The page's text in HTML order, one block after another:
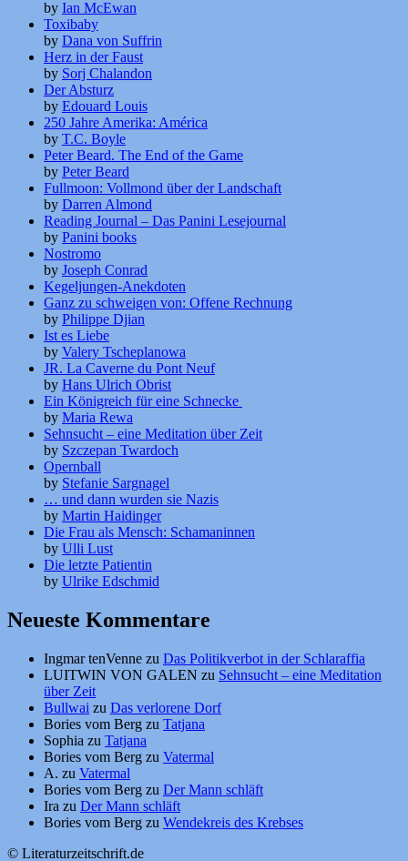
by Ian McEwan
Toxibaby
by Dana von Suffrin
Herz in der Faust
by Sorj Chalandon
Der Absturz
by Edouard Louis
250 Jahre Amerika: América
by T.C. Boyle
Peter Beard. The End of the Game
by Peter Beard
Fullmoon: Vollmond über der Landschaft
by Darren Almond
Reading Journal – Das Panini Lesejournal
by Panini books
Nostromo
by Joseph Conrad
Kegeljungen-Anekdoten
Ganz zu schweigen von: Offene Rechnung
by Philippe Djian
Ist es Liebe
by Valery Tscheplanowa
JR. La Caverne du Pont Neuf
by Hans Ulrich Obrist
Ein Königreich für eine Schnecke
by Maria Rewa
Sehnsucht – eine Meditation über Zeit
by Szczepan Twardoch
Opernball
by Stefanie Sargnagel
… und dann wurden sie Nazis
by Martin Haidinger
Die Frau als Mensch: Schamaninnen
by Ulli Lust
Die letzte Patientin
by Ulrike Edschmid
Neueste Kommentare
Ingmar tenVenne zu Das Politikverbot in der Schlaraffia
LUITWIN VON GALEN zu Sehnsucht – eine Meditation
über Zeit
Bullwai zu Das verlorene Dorf
Bories vom Berg zu Tatjana
Sophia zu Tatjana
Bories vom Berg zu Vatermal
A. zu Vatermal
Bories vom Berg zu Der Mann schläft
Ira zu Der Mann schläft
Bories vom Berg zu Wendekreis des Krebses
© Literaturzeitschrift.de